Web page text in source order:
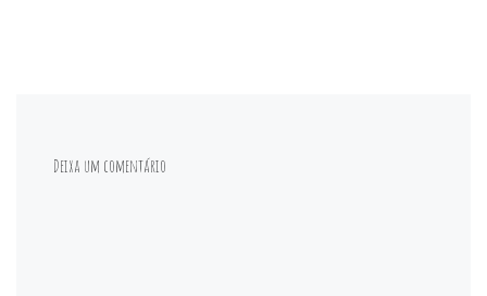
Deixa um comentário